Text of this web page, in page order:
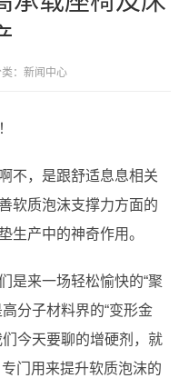
： 新闻中心
不，是跟舒适息息相关
软质泡沫支撑力方面的
生产中的神奇作用。
是来一场轻松愉快的“聚
分子材料界的“变形金
今天要聊的增硬剂，就
专门用来提升软质泡沫的